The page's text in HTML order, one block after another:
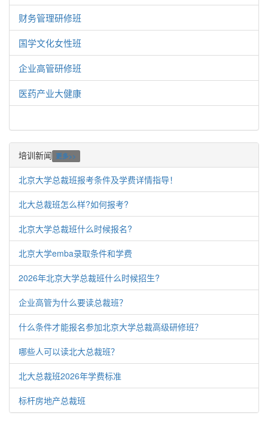
财务管理研修班
国学文化女性班
企业高管研修班
医药产业大健康
培训新闻 更多>>
北京大学总裁班报考条件及学费详情指导！
北大总裁班怎么样?如何报考?
北京大学总裁班什么时候报名?
北京大学emba录取条件和学费
2026年北京大学总裁班什么时候招生?
企业高管为什么要读总裁班？
什么条件才能报名参加北京大学总裁高级研修班？
哪些人可以读北大总裁班？
北大总裁班2026年学费标准
标杆房地产总裁班